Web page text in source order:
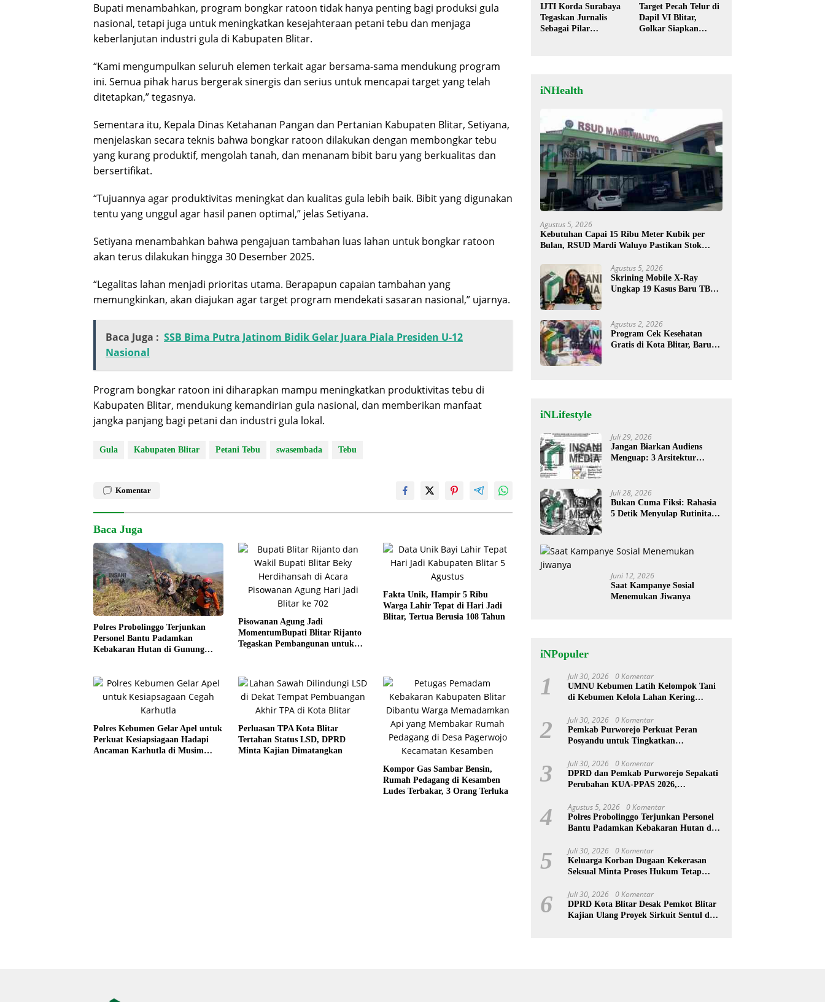
Bupati menambahkan, program bongkar ratoon tidak hanya penting bagi produksi gula
nasional, tetapi juga untuk meningkatkan kesejahteraan petani tebu dan menjaga
keberlanjutan industri gula di Kabupaten Blitar.
“Kami mengumpulkan seluruh elemen terkait agar bersama-sama mendukung program
ini. Semua pihak harus bergerak sinergis dan serius untuk mencapai target yang telah
ditetapkan,” tegasnya.
Sementara itu, Kepala Dinas Ketahanan Pangan dan Pertanian Kabupaten Blitar, Setiyana,
menjelaskan secara teknis bahwa bongkar ratoon dilakukan dengan membongkar tebu
yang kurang produktif, mengolah tanah, dan menanam bibit baru yang berkualitas dan
bersertifikat.
“Tujuannya agar produktivitas meningkat dan kualitas gula lebih baik. Bibit yang digunakan
tentu yang unggul agar hasil panen optimal,” jelas Setiyana.
Setiyana menambahkan bahwa pengajuan tambahan luas lahan untuk bongkar ratoon
akan terus dilakukan hingga 30 Desember 2025.
“Legalitas lahan menjadi prioritas utama. Berapapun capaian tambahan yang
memungkinkan, akan diajukan agar target program mendekati sasaran nasional,” ujarnya.
Baca Juga : SSB Bima Putra Jatinom Bidik Gelar Juara Piala Presiden U-12
Nasional
Program bongkar ratoon ini diharapkan mampu meningkatkan produktivitas tebu di
Kabupaten Blitar, mendukung kemandirian gula nasional, dan memberikan manfaat
jangka panjang bagi petani dan industri gula lokal.
Gula Kabupaten Blitar Petani Tebu swasembada Tebu
Komentar
Baca Juga
Polres Probolinggo Terjunkan
Personel Bantu Padamkan
Kebakaran Hutan di Gunung
Pisowanan Agung Jadi
MomentumBupati Blitar Rijanto
Tegaskan Pembangunan untuk
Fakta Unik, Hampir 5 Ribu
Warga Lahir Tepat di Hari Jadi
Blitar, Tertua Berusia 108 Tahun
Polres Kebumen Gelar Apel untuk
Perkuat Kesiapsiagaan Hadapi
Ancaman Karhutla di Musim
Perluasan TPA Kota Blitar
Tertahan Status LSD, DPRD
Minta Kajian Dimatangkan
Kompor Gas Sambar Bensin,
Rumah Pedagang di Kesamben
Ludes Terbakar, 3 Orang Terluka
IJTI Korda Surabaya
Tegaskan Jurnalis
Sebagai Pilar
Target Pecah Telur di
Dapil VI Blitar,
Golkar Siapkan
iNHealth
Agustus 5, 2026
Kebutuhan Capai 15 Ribu Meter Kubik per
Bulan, RSUD Mardi Waluyo Pastikan Stok
Agustus 5, 2026
Skrining Mobile X-Ray
Ungkap 19 Kasus Baru TBC,
Agustus 2, 2026
Program Cek Kesehatan
Gratis di Kota Blitar, Baru
iNLifestyle
Juli 29, 2026
Jangan Biarkan Audiens
Menguap: 3 Arsitektur
Juli 28, 2026
Bukan Cuma Fiksi: Rahasia
5 Detik Menyulap Rutinitas
Juni 12, 2026
Saat Kampanye Sosial
Menemukan Jiwanya
iNPopuler
1 Juli 30, 2026 0 Komentar
UMNU Kebumen Latih Kelompok Tani
di Kebumen Kelola Lahan Kering
2 Juli 30, 2026 0 Komentar
Pemkab Purworejo Perkuat Peran
Posyandu untuk Tingkatkan
3 Juli 30, 2026 0 Komentar
DPRD dan Pemkab Purworejo Sepakati
Perubahan KUA-PPAS 2026,
4 Agustus 5, 2026 0 Komentar
Polres Probolinggo Terjunkan Personel
Bantu Padamkan Kebakaran Hutan di
5 Juli 30, 2026 0 Komentar
Keluarga Korban Dugaan Kekerasan
Seksual Minta Proses Hukum Tetap
6 Juli 30, 2026 0 Komentar
DPRD Kota Blitar Desak Pemkot Blitar
Kajian Ulang Proyek Sirkuit Sentul dan